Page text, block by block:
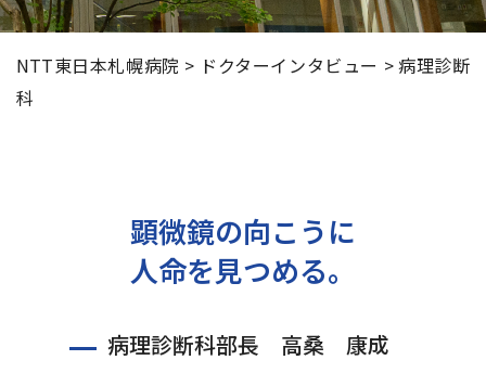
採用情報
NTT東日本札幌病院 > ドクターインタビュー >病理診断
科
顕微鏡の向こうに
⼈命を⾒つめる。
病理診断科部長 高桑 康成